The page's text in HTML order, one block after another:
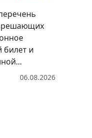
билет и
06.08.2026